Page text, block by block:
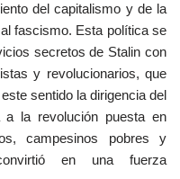
del capitalismo y de la
fascismo. Esta política se
secretos de Stalin con
y revolucionarios, que
sentido la dirigencia del
a la revolución puesta en
campesinos pobres y
en una fuerza